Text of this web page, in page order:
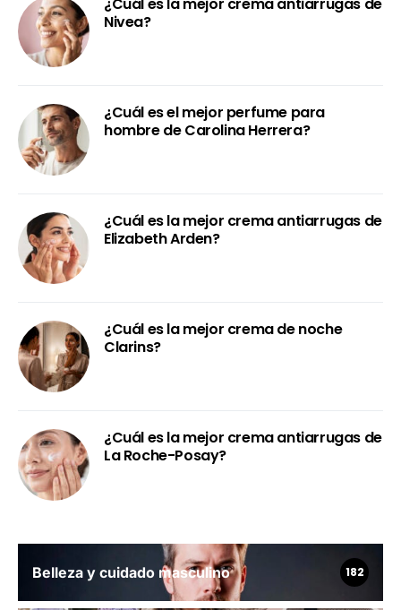
Nivea?
¿Cuál es el mejor perfume para
hombre de Carolina Herrera?
¿Cuál es la mejor crema antiarrugas de
Elizabeth Arden?
¿Cuál es la mejor crema de noche
Clarins?
¿Cuál es la mejor crema antiarrugas de
La Roche-Posay?
Belleza y cuidado masculino 182